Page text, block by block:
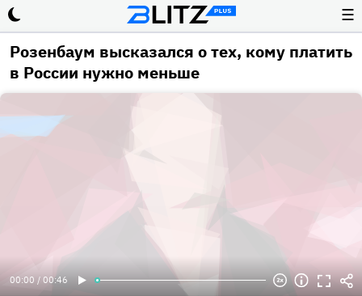
☰
Розенбаум высказался о тех, кому платить
в России нужно меньше
00:00 / 00:46